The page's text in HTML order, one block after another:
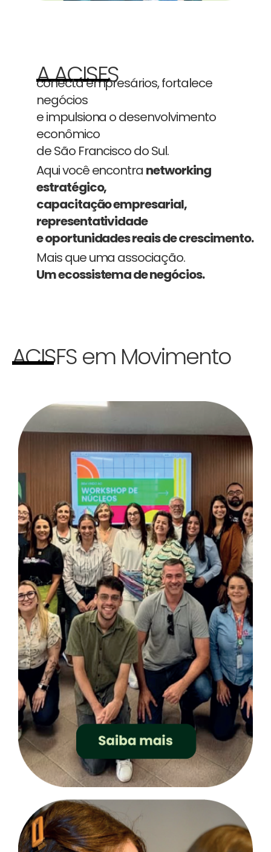
A ACISFS
conecta empresários, fortalece
negócios
e impulsiona o desenvolvimento
econômico
de São Francisco do Sul.
Aqui você encontra networking
estratégico,
capacitação empresarial,
representatividade
e oportunidades reais de crescimento.
Mais que uma associação.
Um ecossistema de negócios.
ACISFS em Movimento